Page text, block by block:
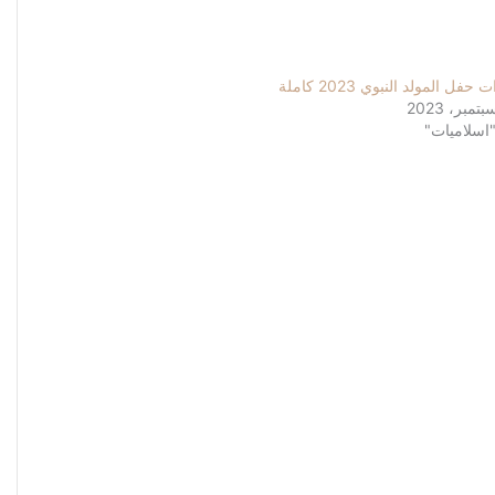
المولد النبوي 2023 كاملة